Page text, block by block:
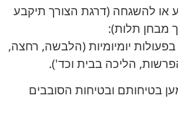
או להשגחה (דרגת הצורך תיקבע
מבחן תלות):
יומיומיות (הלבשה, רחצה,
הליכה בבית וכד').
בטיחותם ובטיחות הסובבים